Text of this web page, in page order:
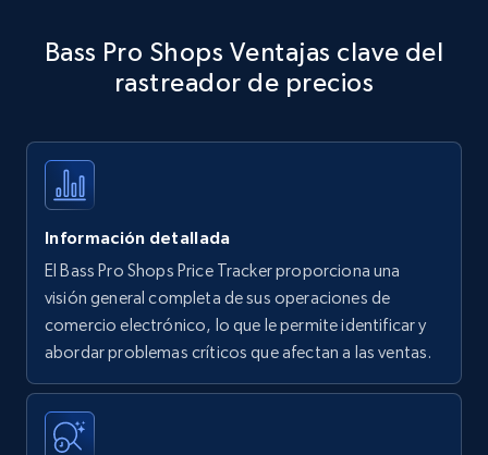
specific keywords
Title, Seller name, Brand, Description, Initial
35.3K+
Amazon products - find products by using
upc numbers
Title, Seller name, Brand, Description, Initial
price, Currency, Availability, Reviews count, and
Bass Pro Shops Ventajas clave del
rastreador de precios
Información detallada
El Bass Pro Shops Price Tracker proporciona una
visión general completa de sus operaciones de
comercio electrónico, lo que le permite identificar y
abordar problemas críticos que afectan a las ventas.